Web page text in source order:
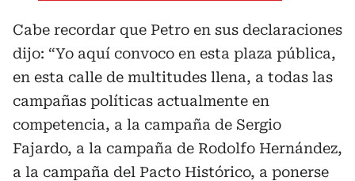
Cabe recordar que Petro en sus declaraciones
dijo: “Yo aquí convoco en esta plaza pública,
en esta calle de multitudes llena, a todas las
campañas políticas actualmente en
competencia, a la campaña de Sergio
Fajardo, a la campaña de Rodolfo Hernández,
a la campaña del Pacto Histórico, a ponerse